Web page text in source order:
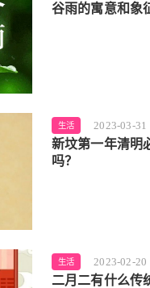
谷雨的寓意和象
生活 2023-03-31
新坟第一年清明
吗？
生活 2023-02-20
二月二有什么传